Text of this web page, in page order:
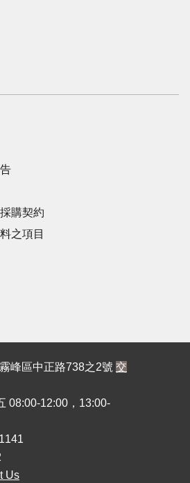
購契約
之項目
峰區中正路738之2號 交
08:00-12:00，13:00-
Us